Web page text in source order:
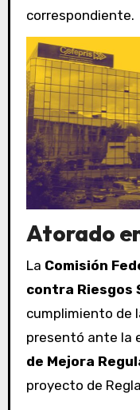
correspondiente.
Atorado
La Comisión
contra Riesgos
cumplimiento de
presentó ante la
de Mejora
proyecto de